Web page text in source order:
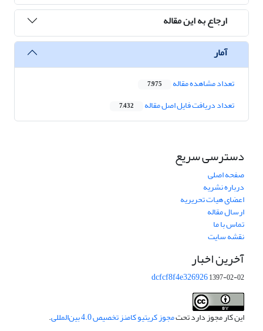
ارجاع به این مقاله
آمار
تعداد مشاهده مقاله 7,975
تعداد دریافت فایل اصل مقاله 7,432
دسترسی سریع
صفحه اصلی
درباره نشریه
اعضای هیات تحریریه
ارسال مقاله
تماس با ما
نقشه سایت
آخرین اخبار
dcfcf8f4e3269261397-02-02
این کار مجوز دارد تحتمجوز کریتیو کامنز تخصیص 4.0 بین‌المللی .